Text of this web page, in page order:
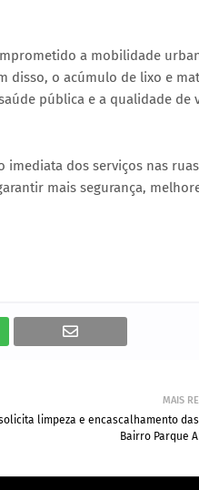
a mobilidade
disso, o acúmulo de lixo e
pública e a qualidade de
imediata dos serviços nas ruas
mais segurança,
MAIS
limpeza e encascalhamento
Bairro Parque